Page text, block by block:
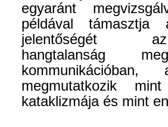
egyaránt
példával
jelentőségét
hangtalanság m
megmutatkozik
kataklizmája és mint